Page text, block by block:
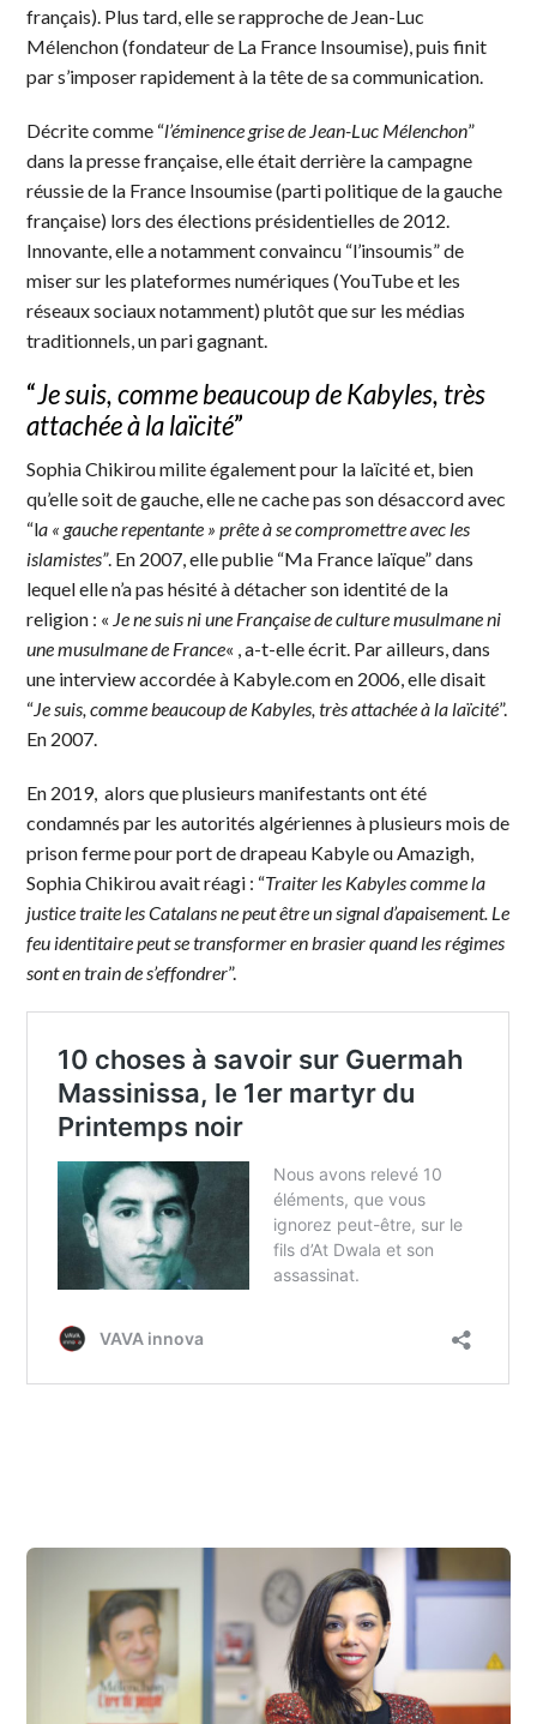
français). Plus tard, elle se rapproche de Jean-Luc
Mélenchon (fondateur de La France Insoumise), puis finit
par s’imposer rapidement à la tête de sa communication.
Décrite comme “l’éminence grise de Jean-Luc Mélenchon”
dans la presse française, elle était derrière la campagne
réussie de la France Insoumise (parti politique de la gauche
française) lors des élections présidentielles de 2012.
Innovante, elle a notamment convaincu “l’insoumis” de
miser sur les plateformes numériques (YouTube et les
réseaux sociaux notamment) plutôt que sur les médias
traditionnels, un pari gagnant.
“Je suis, comme beaucoup de Kabyles, très
attachée à la laïcité”
Sophia Chikirou milite également pour la laïcité et, bien
qu’elle soit de gauche, elle ne cache pas son désaccord avec
“la « gauche repentante » prête à se compromettre avec les
islamistes”. En 2007, elle publie “Ma France laïque” dans
lequel elle n’a pas hésité à détacher son identité de la
religion : « Je ne suis ni une Française de culture musulmane ni
une musulmane de France« , a-t-elle écrit. Par ailleurs, dans
une interview accordée à Kabyle.com en 2006, elle disait
“Je suis, comme beaucoup de Kabyles, très attachée à la laïcité”.
En 2007.
En 2019, alors que plusieurs manifestants ont été
condamnés par les autorités algériennes à plusieurs mois de
prison ferme pour port de drapeau Kabyle ou Amazigh,
Sophia Chikirou avait réagi : “Traiter les Kabyles comme la
justice traite les Catalans ne peut être un signal d’apaisement. Le
feu identitaire peut se transformer en brasier quand les régimes
sont en train de s’effondrer”.